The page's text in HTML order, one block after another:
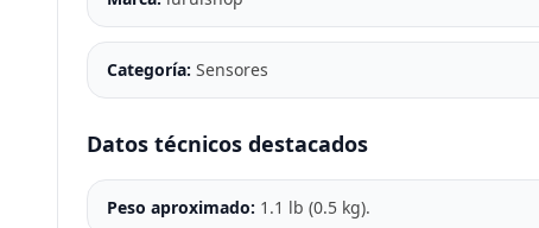
Categoría: Sensores
Datos técnicos destacados
Peso aproximado: 1.1 lb (0.5 kg).